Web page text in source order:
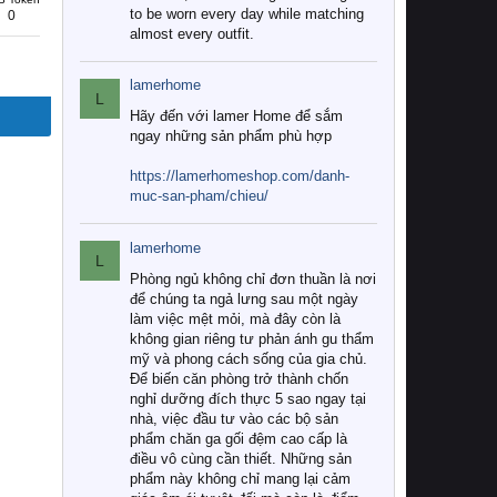
0
to be worn every day while matching
almost every outfit.
L
lamerhome
Hãy đến với lamer Home để sắm
ngay những sản phẩm phù hợp
https://lamerhomeshop.com/danh-
muc-san-pham/chieu/
L
lamerhome
Phòng ngủ không chỉ đơn thuần là nơi
để chúng ta ngả lưng sau một ngày
làm việc mệt mỏi, mà đây còn là
không gian riêng tư phản ánh gu thẩm
mỹ và phong cách sống của gia chủ.
Để biến căn phòng trở thành chốn
nghỉ dưỡng đích thực 5 sao ngay tại
nhà, việc đầu tư vào các bộ sản
phẩm chăn ga gối đệm cao cấp là
điều vô cùng cần thiết. Những sản
phẩm này không chỉ mang lại cảm